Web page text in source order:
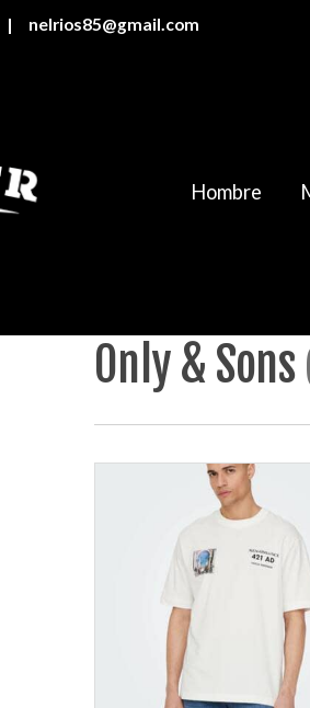
| nelrios85@gmail.com
Hombre
Only & Sons